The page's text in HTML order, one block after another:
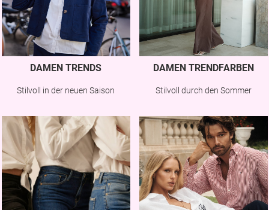
DAMEN TRENDS
Stilvoll in der neuen Saison
DAMEN TRENDFARBEN
Stilvoll durch den Sommer